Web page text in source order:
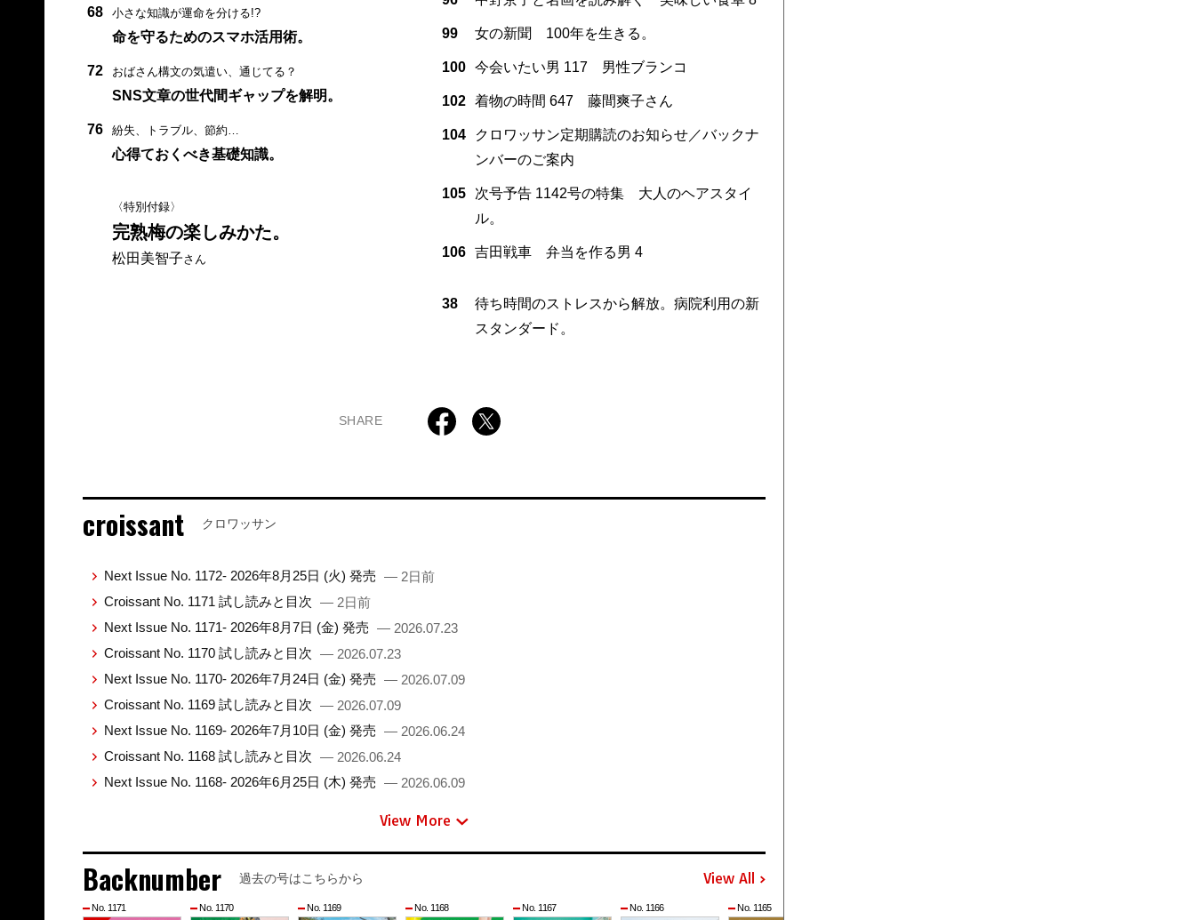
68 小さな知識が運命を分ける!?
命を守るためのスマホ活用術。
72 おばさん構文の気遣い、通じてる？
SNS文章の世代間ギャップを解明。
76 紛失、トラブル、節約…
心得ておくべき基礎知識。
〈特別付録〉
完熟梅の楽しみかた。
松田美智子さん
99 女の新聞 100年を生きる。
100 今会いたい男 117 男性ブランコ
102 着物の時間 647 藤間爽子さん
104
クロワッサン定期購読のお知らせ／バックナ
ンバーのご案内
105
次号予告 1142号の特集 大人のヘアスタイ
ル。
106 吉田戦車 弁当を作る男 4
38
待ち時間のストレスから解放。病院利用の新
スタンダード。
SHARE
croissant クロワッサン
Next Issue No. 1172- 2026年8月25日 (火) 発売 — 2日前
Croissant No. 1171 試し読みと目次 — 2日前
Next Issue No. 1171- 2026年8月7日 (金) 発売 — 2026.07.23
Croissant No. 1170 試し読みと目次 — 2026.07.23
Next Issue No. 1170- 2026年7月24日 (金) 発売 — 2026.07.09
Croissant No. 1169 試し読みと目次 — 2026.07.09
Next Issue No. 1169- 2026年7月10日 (金) 発売 — 2026.06.24
Croissant No. 1168 試し読みと目次 — 2026.06.24
Next Issue No. 1168- 2026年6月25日 (木) 発売 — 2026.06.09
View More
Backnumber 過去の号はこちらから View All
No. 1171 No. 1170 No. 1169 No. 1168 No. 1167 No. 1166 No. 1165